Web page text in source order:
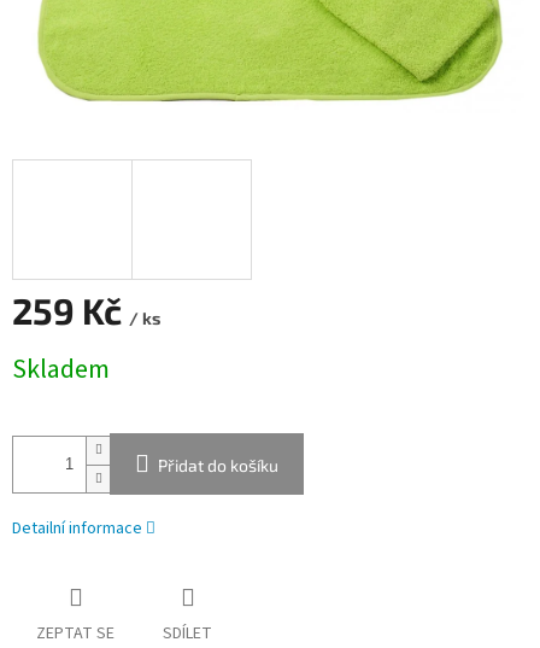
259 Kč / ks
cena:
Skladem
Přidat do košíku
Detailní informace
ZEPTAT SE SDÍLET